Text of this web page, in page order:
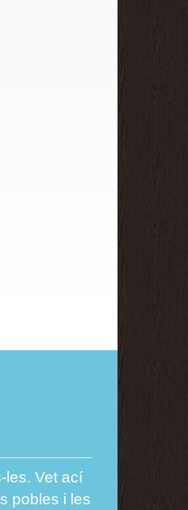
les. Vet ací
pobles i les